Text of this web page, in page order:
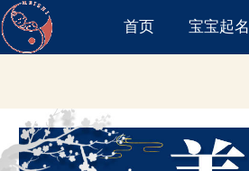
首页 宝宝起名